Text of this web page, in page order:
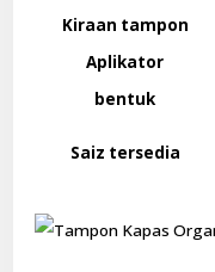
Kiraan tampon
Aplikator
bentuk
Saiz tersedia